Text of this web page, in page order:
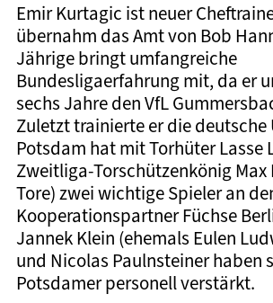
Emir Kurtagic ist neuer
übernahm das Amt von Bob
Jährige bringt umfangreiche
Bundesligaerfahrung mit, da er
sechs Jahre den VfL
Zuletzt trainierte er die deutsche
Potsdam hat mit Torhüter Lasse
Zweitliga-Torschützenkönig Max
Tore) zwei wichtige Spieler an
Kooperationspartner Füchse
Jannek Klein (ehemals Eulen
und Nicolas Paulnsteiner haben
Potsdamer personell verstärkt.